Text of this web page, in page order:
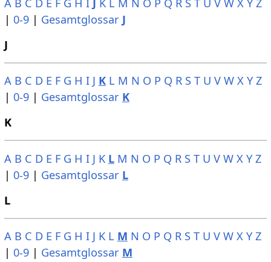
| 0-9| Gesamtglossar J
J
A B C D E F G H I J K L M N O P Q R S T U V W X Y Z
| 0-9| Gesamtglossar K
K
A B C D E F G H I J K L M N O P Q R S T U V W X Y Z
| 0-9| Gesamtglossar L
L
A B C D E F G H I J K L M N O P Q R S T U V W X Y Z
| 0-9| Gesamtglossar M